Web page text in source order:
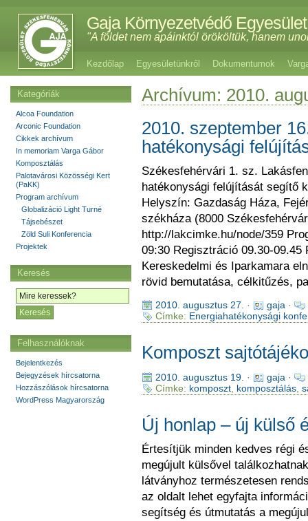
Gaja Környezetvédő Egyesület
"A földet nem apáinktól örököltük, hanem
Kezdőlap Egyesületünkről Dokumentumok
Archívum: 2010.
2010. szeptember
hatékonysági
Székesfehérvári 1. sz.
hatékonysági felújítását segítő
Helyszín: Gazdaság Háza,
székháza (8000
http://lakcimke.hu/node/359
09:30 Regisztráció 09.30-
Kereskedelmi és Iparkamara
rövid bemutatása, célkitűzés,
2010. augusztus 27. · gaja ·
Címke: Energiahatékonysági
Komposzt
2010. augusztus 19. · gaja ·
Címke: komposzt, komposztálás,
Új honlap – új külső
Értesítjük minden kedves régi
megújult külsővel
látványhoz természetesen
az oldalt lehet egyfajta
segítség és útmutatás a
Kategóriák
Alcoa Foundation
Arconic Foundation
Cikkek archívum
In memoriam Varga Gábor
Komposztálás
Palotavárosi Közösségi Kert
(PaKK)
Program archívum
Globalizáció Light Turné
Tájsebészet
Zöld Suli Konferencia
Projektek
Keresés
Felhasználóknak
Bejelentkezés
Bejegyzések hírcsatorna
Hozzászólások hírcsatorna
WordPress Magyarország